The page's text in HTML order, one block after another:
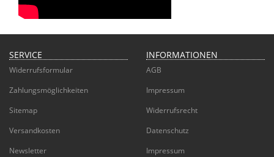
SERVICE
Widerrufsformular
Zahlungsmöglichkeiten
Sitemap
Versandkosten
Newsletter
INFORMATIONEN
AGB
Impressum
Widerrufsrecht
Datenschutz
Impressum